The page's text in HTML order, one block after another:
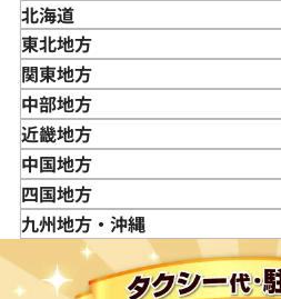
北海道
東北地方
青森県
岩手県
宮城県
秋田県
山形県
福島県
関東地方
東京都
神奈川県
埼玉県
千葉県
茨城県
栃木県
群馬県
中部地方
新潟県
富山県
石川県
山梨県
長野県
岐阜県
近畿地方
三重県
滋賀県
京都府
兵庫県
中国地方
鳥取県
島根県
広島県
四国地方
徳島県
愛媛県
九州地方・沖縄
佐賀県